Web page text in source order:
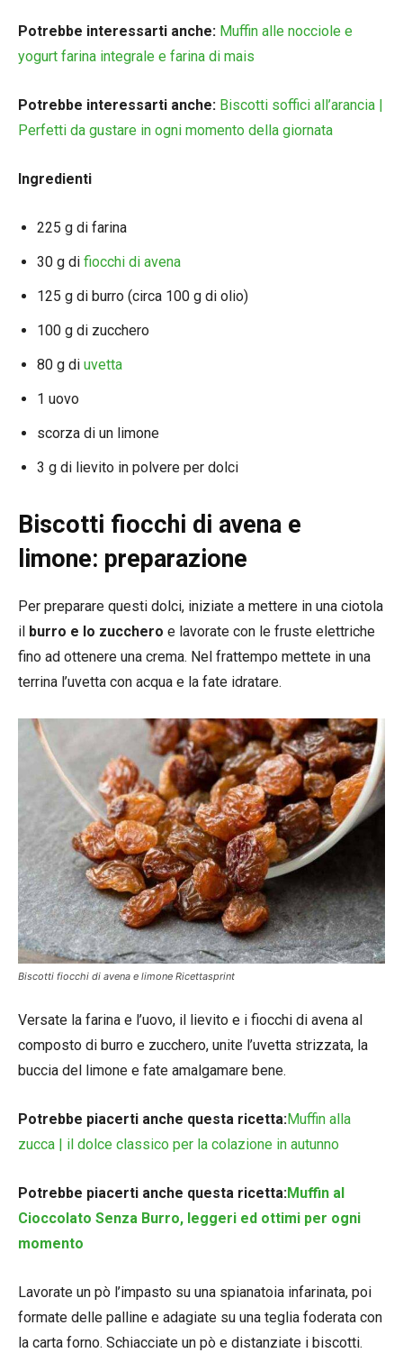
Potrebbe interessarti anche: Muffin alle nocciole e
yogurt farina integrale e farina di mais
Potrebbe interessarti anche: Biscotti soffici all’arancia |
Perfetti da gustare in ogni momento della giornata
Ingredienti
225 g di farina
30 g di fiocchi di avena
125 g di burro (circa 100 g di olio)
100 g di zucchero
80 g di uvetta
1 uovo
scorza di un limone
3 g di lievito in polvere per dolci
Biscotti fiocchi di avena e
limone: preparazione
Per preparare questi dolci, iniziate a mettere in una ciotola
il burro e lo zucchero e lavorate con le fruste elettriche
fino ad ottenere una crema. Nel frattempo mettete in una
terrina l’uvetta con acqua e la fate idratare.
Biscotti fiocchi di avena e limone Ricettasprint
Versate la farina e l’uovo, il lievito e i fiocchi di avena al
composto di burro e zucchero, unite l’uvetta strizzata, la
buccia del limone e fate amalgamare bene.
Potrebbe piacerti anche questa ricetta:Muffin alla
zucca | il dolce classico per la colazione in autunno
Potrebbe piacerti anche questa ricetta:Muffin al
Cioccolato Senza Burro, leggeri ed ottimi per ogni
momento
Lavorate un pò l’impasto su una spianatoia infarinata, poi
formate delle palline e adagiate su una teglia foderata con
la carta forno. Schiacciate un pò e distanziate i biscotti.